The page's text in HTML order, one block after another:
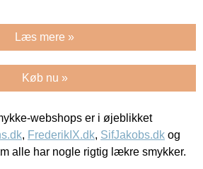
Læs mere »
Køb nu »
webshops er i øjeblikket
, FrederikIX.dk, SifJakobs.dk og
alle har nogle rigtig lækre smykker.